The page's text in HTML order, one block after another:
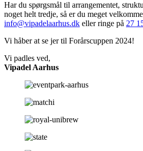
Har du spørgsmål til arrangementet,
noget helt tredje, så er du meget
info@vipadelaarhus.dk eller ringe på 27
Vi håber at se jer til Forårscuppen 2024!
Vi padles ved,
Vipadel Aarhus